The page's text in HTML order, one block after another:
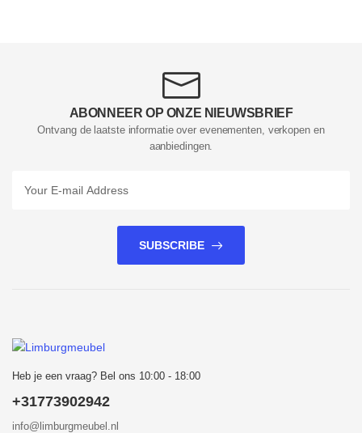
ABONNEER OP ONZE NIEUWSBRIEF
Ontvang de laatste informatie over evenementen, verkopen en
aanbiedingen.
SUBSCRIBE
Heb je een vraag? Bel ons 10:00 - 18:00
+31773902942
info@limburgmeubel.nl